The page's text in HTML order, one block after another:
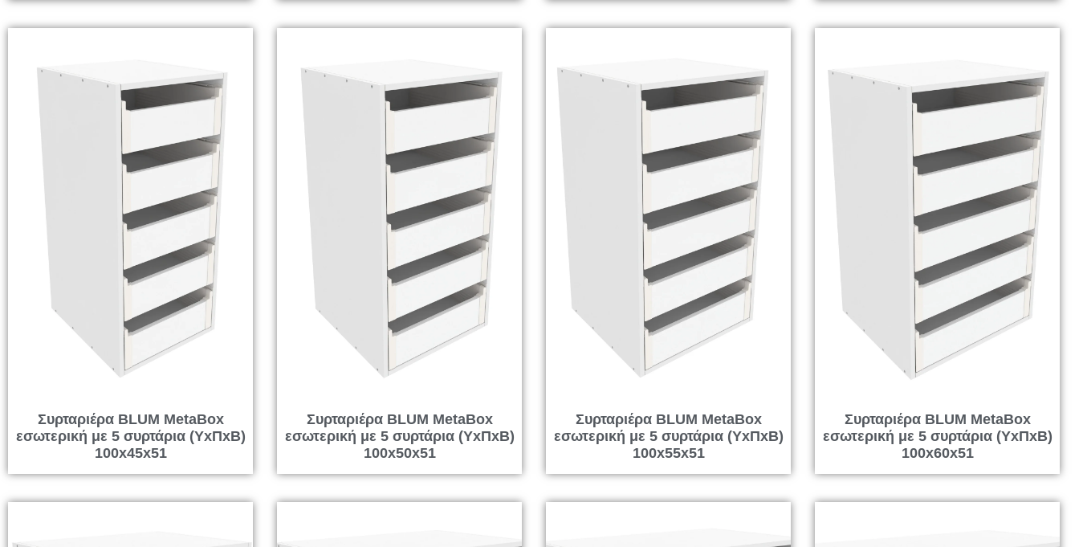
Συρταριέρα BLUM MetaBox
εσωτερική με 5 συρτάρια (ΥxΠxΒ)
100x45x51
Συρταριέρα BLUM MetaBox
εσωτερική με 5 συρτάρια (ΥxΠxΒ)
100x50x51
Συρταριέρα BLUM MetaBox
εσωτερική με 5 συρτάρια (ΥxΠxΒ)
100x55x51
Συρταριέρα BLUM MetaBox
εσωτερική με 5 συρτάρια (ΥxΠxΒ)
100x60x51